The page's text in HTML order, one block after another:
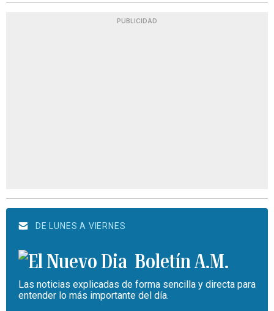
PUBLICIDAD
DE LUNES A VIERNES
Boletín A.M.
Las noticias explicadas de forma sencilla y directa para
entender lo más importante del día.